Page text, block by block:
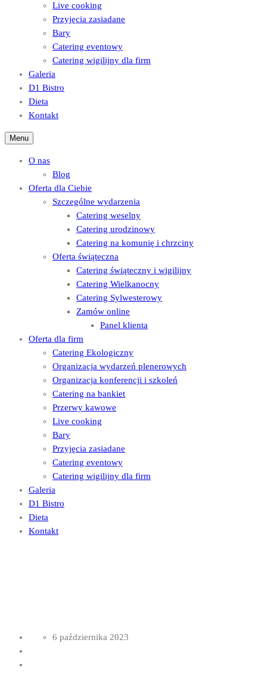
Live cooking
Przyjęcia zasiadane
Bary
Catering eventowy
Catering wigilijny dla firm
Galeria
D1 Bistro
Dieta
Kontakt
Menu
O nas
Blog
Oferta dla Ciebie
Szczególne wydarzenia
Catering weselny
Catering urodzinowy
Catering na komunię i chrzciny
Oferta świąteczna
Catering świąteczny i wigilijny
Catering Wielkanocny
Catering Sylwesterowy
Zamów online
Panel klienta
Oferta dla firm
Catering Ekologiczny
Organizacja wydarzeń plenerowych
Organizacja konferencji i szkoleń
Catering na bankiet
Przerwy kawowe
Live cooking
Bary
Przyjęcia zasiadane
Catering eventowy
Catering wigilijny dla firm
Galeria
D1 Bistro
Dieta
Kontakt
6 października 2023